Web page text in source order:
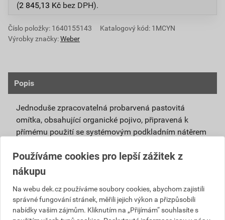
(2 845,13 Kč bez DPH).
Číslo položky: 1640155143
Katalogový kód: 1MCYN
Výrobky značky:Weber
Popis
Jednoduše zpracovatelná probarvená pastovitá
omítka, obsahující organické pojivo, připravená k
přímému použití se systémovým podkladním nátěrem
Vlivem ochlazování vnějšího souvrství
zateplovacích systémů v nočních hodinách,
dochází ke kondenzaci vody na povrchu, která
vytváří živnou půdu pro růst nevzhledných řas.
Povrch omítky weberpas aquaBalance dokáže
Používáme cookies pro lepší zážitek z
nákupu
Na webu dek.cz používáme soubory cookies, abychom zajistili
správné fungování stránek, měřili jejich výkon a přizpůsobili
nabídky vašim zájmům. Kliknutím na „Přijímám“ souhlasíte s